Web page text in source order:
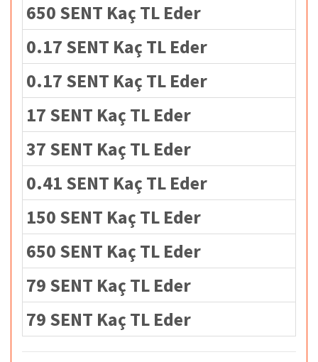
650 SENT Kaç TL Eder
0.17 SENT Kaç TL Eder
0.17 SENT Kaç TL Eder
17 SENT Kaç TL Eder
37 SENT Kaç TL Eder
0.41 SENT Kaç TL Eder
150 SENT Kaç TL Eder
650 SENT Kaç TL Eder
79 SENT Kaç TL Eder
79 SENT Kaç TL Eder